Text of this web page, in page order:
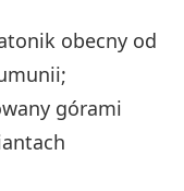
obecny od
górami